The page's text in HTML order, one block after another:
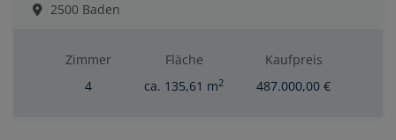
2500 Baden
Zimmer
4
Fläche
ca. 135,61 m2
Kaufpreis
487.000,00 €